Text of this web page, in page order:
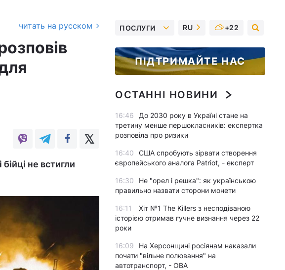
читать на русском
не встигли
ПОСЛУГИ RU +22
ПІДТРИМАЙТЕ НАС
ОСТАННІ НОВИНИ
16:46
До 2030 року в Україні стане на
третину менше першокласників: експертка
розповіла про ризики
16:40
США спробують зірвати створення
європейського аналога Patriot, - експерт
16:30
Не "орел і решка": як українською
правильно назвати сторони монети
16:11
Хіт №1 The Killers з несподіваною
історією отримав гучне визнання через 22
роки
16:09
На Херсонщині росіянам наказали
почати "вільне полювання" на
автотранспорт, - ОВА